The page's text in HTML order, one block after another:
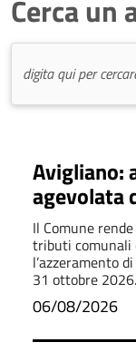
Cerca un
Avigliano:
agevolata
Il Comune
tributi comunali
l’azzeramento
31 ottobre 2026.
06/08/2026